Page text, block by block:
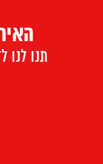
תנו לנו